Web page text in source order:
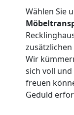
Wählen Sie
Wir
sich voll
freuen
Geduld
Anfrage
National